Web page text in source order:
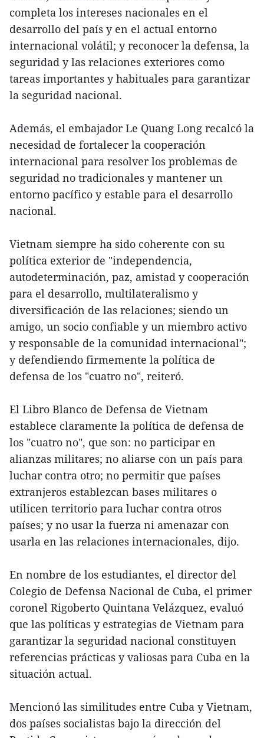
completa los intereses nacionales en el
desarrollo del país y en el actual entorno
internacional volátil; y reconocer la defensa, la
seguridad y las relaciones exteriores como
tareas importantes y habituales para garantizar
la seguridad nacional.
Además, el embajador Le Quang Long recalcó la
necesidad de fortalecer la cooperación
internacional para resolver los problemas de
seguridad no tradicionales y mantener un
entorno pacífico y estable para el desarrollo
nacional.
Vietnam siempre ha sido coherente con su
política exterior de "independencia,
autodeterminación, paz, amistad y cooperación
para el desarrollo, multilateralismo y
diversificación de las relaciones; siendo un
amigo, un socio confiable y un miembro activo
y responsable de la comunidad internacional";
y defendiendo firmemente la política de
defensa de los "cuatro no", reiteró.
El Libro Blanco de Defensa de Vietnam
establece claramente la política de defensa de
los "cuatro no", que son: no participar en
alianzas militares; no aliarse con un país para
luchar contra otro; no permitir que países
extranjeros establezcan bases militares o
utilicen territorio para luchar contra otros
países; y no usar la fuerza ni amenazar con
usarla en las relaciones internacionales, dijo.
En nombre de los estudiantes, el director del
Colegio de Defensa Nacional de Cuba, el primer
coronel Rigoberto Quintana Velázquez, evaluó
que las políticas y estrategias de Vietnam para
garantizar la seguridad nacional constituyen
referencias prácticas y valiosas para Cuba en la
situación actual.
Mencionó las similitudes entre Cuba y Vietnam,
dos países socialistas bajo la dirección del